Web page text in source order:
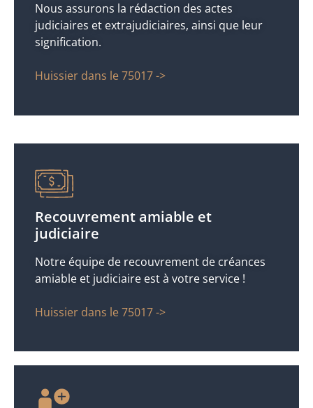
Nous assurons la rédaction des actes
judiciaires et extrajudiciaires, ainsi que leur
signification.
Huissier dans le 75017 ->
Recouvrement amiable et
judiciaire
Notre équipe de recouvrement de créances
amiable et judiciaire est à votre service !
Huissier dans le 75017 ->